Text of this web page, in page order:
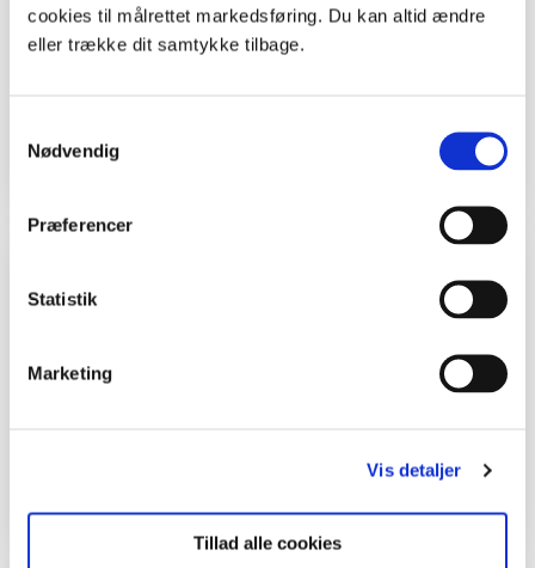
cookies til målrettet markedsføring. Du kan altid ændre
eller trække dit samtykke tilbage.
Nødvendig
Præferencer
Statistik
Marketing
Vis detaljer
Tillad alle cookies
Alle kan bruge ideen her - børn, unge, voksne
Malene Bendix.